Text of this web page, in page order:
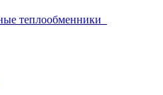
теплообменники